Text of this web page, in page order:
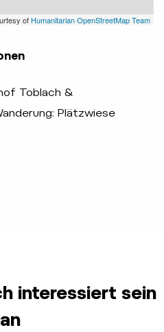
of Humanitarian OpenStreetMap Team
Toblach &
Plätzwiese
interessiert sein
an